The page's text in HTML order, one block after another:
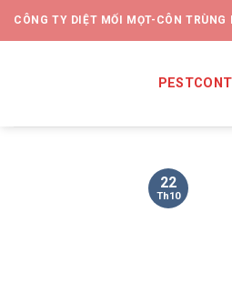
CÔNG TY DIỆT MỐI MỌT-CÔN TRÙNG
22
Th10